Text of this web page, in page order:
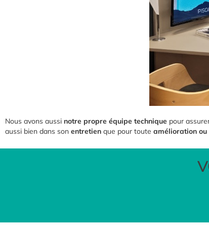
Nous avons aussi notre propre équipe technique pour
aussi bien dans son entretien que pour toute amélioration